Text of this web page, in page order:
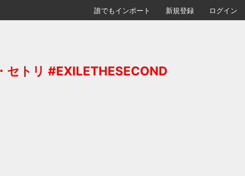
誰でもインポート 新規登録 ログイン
セトリ #EXILETHESECOND